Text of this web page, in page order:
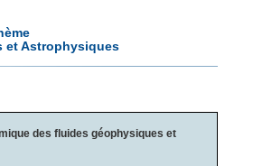
et Astrophysiques
des fluides géophysiques et